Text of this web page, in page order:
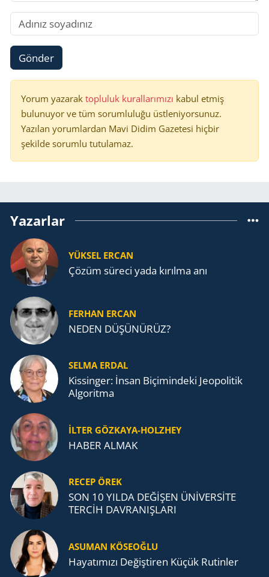
Gönder
Yorum yazarak topluluk kurallarımızı kabul etmiş
bulunuyor ve tüm sorumluluğu üstleniyorsunuz.
Yazılan yorumlardan Mavi Didim Gazetesi hiçbir
şekilde sorumlu tutulamaz.
Yazarlar
YÜKSEL ERCAN
Çözüm süreci yada kırılma anı
FERHAN ERCAN
NEDEN DÜŞÜNÜRÜZ?
SELMA ERDAL
Kissinger: İnsan Biçimindeki Jeopolitik
Algoritma
İLTER GÖZKAYA-HOLZHEY
HABER ALMAK
RECEP ÖREK
SON 10 YILDA DEĞİŞEN ÜNİVERSİTE
TERCİH DAVRANIŞLARI
ASUMAN KÖSEOĞLU
Ha­ya­tı­mı­zı De­ğiş­ti­ren Küçük Ru­tin­ler